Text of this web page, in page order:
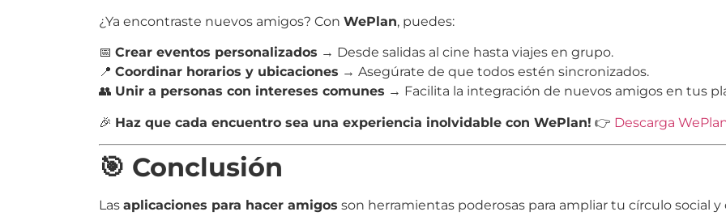
¿Ya encontraste nuevos amigos? Con WePlan, puedes:
📅 Crear eventos personalizados → Desde salidas al cine hasta viajes en grupo.
📍 Coordinar horarios y ubicaciones → Asegúrate de que todos estén sincronizados.
👥 Unir a personas con intereses comunes → Facilita la integración de nuevos amigos en tus
🎉 Haz que cada encuentro sea una experiencia inolvidable con WePlan! 👉 Descarga
🎯 Conclusión
Las aplicaciones para hacer amigos son herramientas poderosas para ampliar tu círculo social